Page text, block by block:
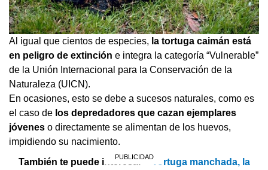
Al igual que cientos de especies, la tortuga caimán está
en peligro de extinción e integra la categoría “Vulnerable”
de la Unión Internacional para la Conservación de la
Naturaleza (UICN).
En ocasiones, esto se debe a sucesos naturales, como es
el caso de los depredadores que cazan ejemplares
jóvenes o directamente se alimentan de los huevos,
impidiendo su nacimiento.
También te puede interesar >Tortuga manchada, la